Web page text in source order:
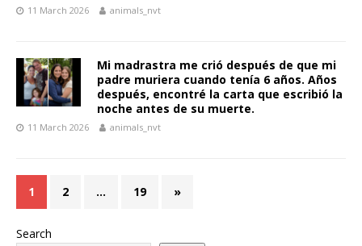
11 March 2026 animals_nvt
Mi madrastra me crió después de que mi
padre muriera cuando tenía 6 años. Años
después, encontré la carta que escribió la
noche antes de su muerte.
11 March 2026 animals_nvt
1 2 … 19 »
Search